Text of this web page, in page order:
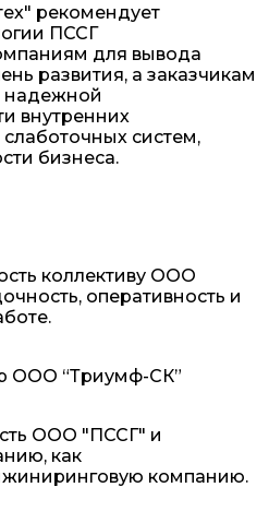
рекомендует
ПССГ
для вывода
развития, а заказчикам
надежной
внутренних
слаботочных систем,
бизнеса.
коллективу ООО
оперативность и
ООО “Триумф-СК”
ООО "ПССГ" и
как
компанию.